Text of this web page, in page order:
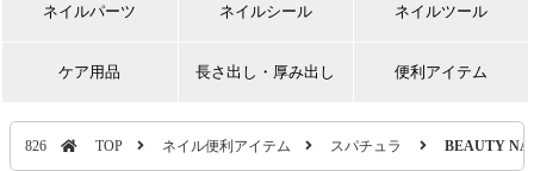
ネイルパーツ ネイルシール ネイルツール
ケア用品 長さ出し・厚み出し 便利アイテム
826 TOP ネイル便利アイテム スパチュラ BEAUTY